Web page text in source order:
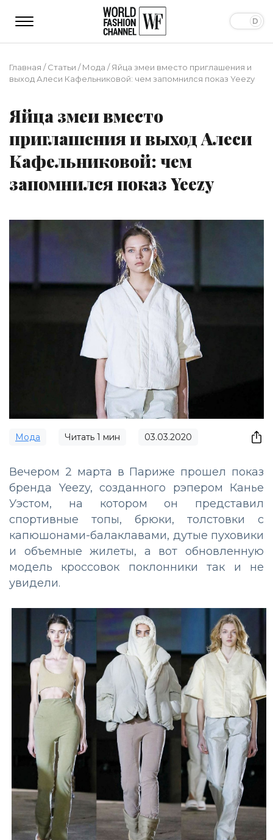
Главная /Статьи /Мода /Яйца змеи вместо приглашения и
выход Алеси Кафельниковой: чем запомнился показ Yeezy
Яйца змеи вместо
приглашения и выход Алеси
Кафельниковой: чем
запомнился показ Yeezy
Мода Читать 1 мин 03.03.2020
Вечером 2 марта в Париже прошел показ
бренда Yeezy, созданного рэпером Канье
Уэстом, на котором он представил
спортивные топы, брюки, толстовки с
капюшонами-балаклавами, дутые пуховики
и объемные жилеты, а вот обновленную
модель кроссовок поклонники так и не
увидели.